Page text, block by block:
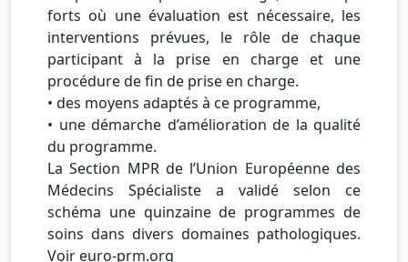
forts où une évaluation est nécessaire, les
interventions prévues, le rôle de chaque
participant à la prise en charge et une
procédure de fin de prise en charge.
• des moyens adaptés à ce programme,
• une démarche d’amélioration de la qualité
du programme.
La Section MPR de l’Union Européenne des
Médecins Spécialiste a validé selon ce
schéma une quinzaine de programmes de
soins dans divers domaines pathologiques.
Voir euro-prm.org